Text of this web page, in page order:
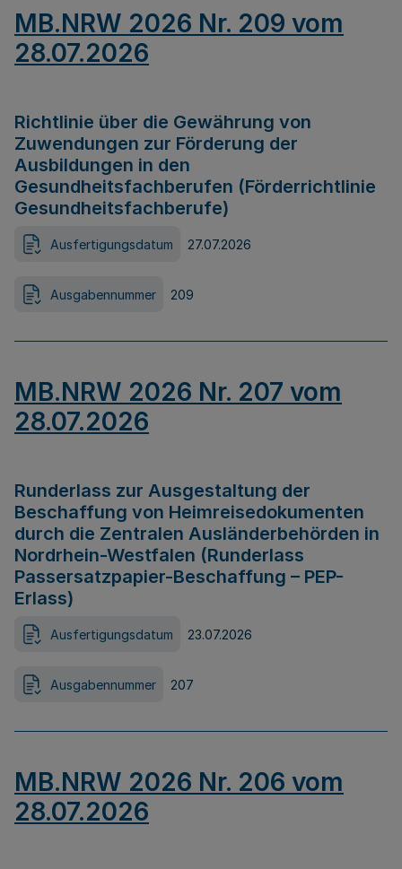
MB.NRW 2026 Nr. 209 vom
28.07.2026
Richtlinie über die Gewährung von
Zuwendungen zur Förderung der
Ausbildungen in den
Gesundheitsfachberufen (Förderrichtlinie
Gesundheitsfachberufe)
Ausfertigungsdatum 27.07.2026
Ausgabennummer 209
MB.NRW 2026 Nr. 207 vom
28.07.2026
Runderlass zur Ausgestaltung der
Beschaffung von Heimreisedokumenten
durch die Zentralen Ausländerbehörden in
Nordrhein-Westfalen (Runderlass
Passersatzpapier-Beschaffung – PEP-
Erlass)
Ausfertigungsdatum 23.07.2026
Ausgabennummer 207
MB.NRW 2026 Nr. 206 vom
28.07.2026